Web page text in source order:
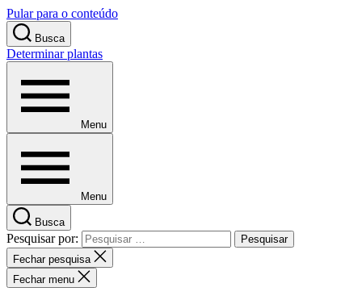
Pular para o conteúdo
Busca
Determinar plantas
Menu
Menu
Busca
Pesquisar por:
Fechar pesquisa
Fechar menu